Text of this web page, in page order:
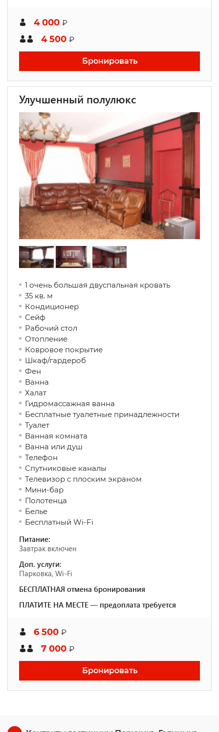
4 000 ₽
4 500 ₽
Бронировать
Улучшенный полулюкс
1 очень большая двуспальная кровать
35 кв. м
Кондиционер
Сейф
Рабочий стол
Отопление
Ковровое покрытие
Шкаф/гардероб
Фен
Ванна
Халат
Гидромассажная ванна
Бесплатные туалетные принадлежности
Туалет
Ванная комната
Ванна или душ
Телефон
Спутниковые каналы
Телевизор с плоским экраном
Мини-бар
Полотенца
Белье
Бесплатный Wi-Fi
Питание:
Завтрак включен
Доп. услуги:
Парковка, Wi-Fi
БЕСПЛАТНАЯ отмена бронирования
ПЛАТИТЕ НА МЕСТЕ — предоплата требуется
6 500 ₽
7 000 ₽
Бронировать